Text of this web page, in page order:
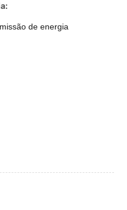
de energia